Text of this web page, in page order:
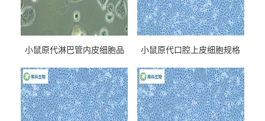
小鼠原代淋巴管内皮细胞品
小鼠原代口腔上皮细胞规格